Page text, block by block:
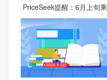
PriceSeek提醒：6月上旬乘